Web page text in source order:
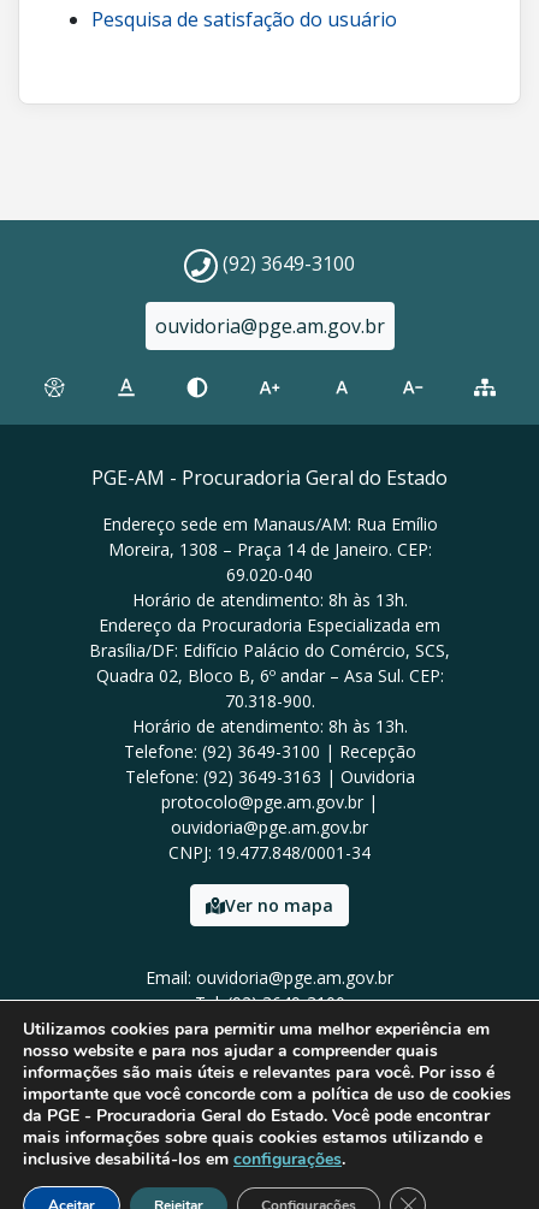
Pesquisa de satisfação do usuário
(92) 3649-3100
ouvidoria@pge.am.gov.br
PGE-AM - Procuradoria Geral do Estado
Endereço sede em Manaus/AM: Rua Emílio
Moreira, 1308 – Praça 14 de Janeiro. CEP:
69.020-040
Horário de atendimento: 8h às 13h.
Endereço da Procuradoria Especializada em
Brasília/DF: Edifício Palácio do Comércio, SCS,
Quadra 02, Bloco B, 6º andar – Asa Sul. CEP:
70.318-900.
Horário de atendimento: 8h às 13h.
Telefone: (92) 3649-3100 | Recepção
Telefone: (92) 3649-3163 | Ouvidoria
protocolo@pge.am.gov.br |
ouvidoria@pge.am.gov.br
CNPJ: 19.477.848/0001-34
Ver no mapa
Email: ouvidoria@pge.am.gov.br
Tel: (92) 3649-3100
Utilizamos cookies para permitir uma melhor experiência em
nosso website e para nos ajudar a compreender quais
informações são mais úteis e relevantes para você. Por isso é
importante que você concorde com a política de uso de cookies
da PGE - Procuradoria Geral do Estado. Você pode encontrar
mais informações sobre quais cookies estamos utilizando e
inclusive desabilitá-los em configurações.
Close GDPR